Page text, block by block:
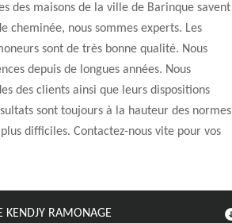
des maisons de la ville de Barinque savent
cheminée, nous sommes experts. Les
sont de très bonne qualité. Nous
depuis de longues années. Nous
des clients ainsi que leurs dispositions
sont toujours à la hauteur des normes
difficiles. Contactez-nous vite pour vos
KENDJY RAMONAGE